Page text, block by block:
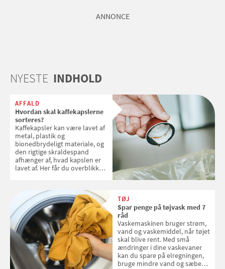
ANNONCE
NYESTE INDHOLD
AFFALD
Hvordan skal kaffekapslerne
sorteres?
Kaffekapsler kan være lavet af
metal, plastik og
bionedbrydeligt materiale, og
den rigtige skraldespand
afhænger af, hvad kapslen er
lavet af. Her får du overblikket
TØJ
Spar penge på tøjvask med 7
råd
Vaskemaskinen bruger strøm,
vand og vaskemiddel, når tøjet
skal blive rent. Med små
ændringer i dine vaskevaner
kan du spare på elregningen,
bruge mindre vand og sæbe